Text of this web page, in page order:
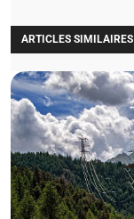
ARTICLES SIMILAIRES